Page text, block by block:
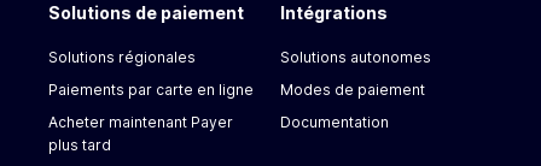
Solutions de paiement
Solutions régionales
Paiements par carte en ligne
Acheter maintenant Payer
plus tard
Intégrations
Solutions autonomes
Modes de paiement
Documentation